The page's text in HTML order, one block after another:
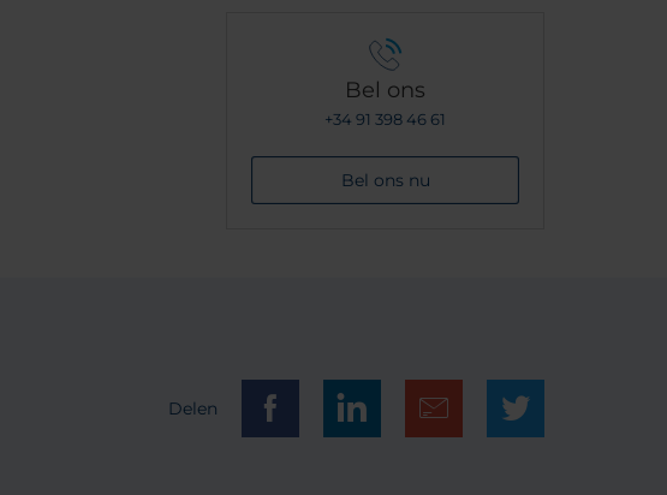
Bel ons
+34 91 398 46 61
Bel ons nu
Delen